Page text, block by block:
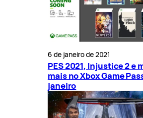
6 de janeiro de 2021
PES 2021, Injustice 2 e
mais no Xbox Game
janeiro